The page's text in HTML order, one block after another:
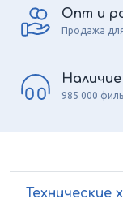
Опт и
Продажа
Наличие
985 000
Технические